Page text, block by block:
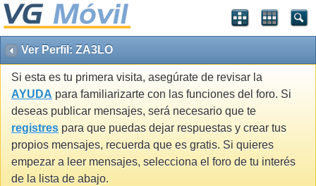
Ver Perfil: ZA3LO
Si esta es tu primera visita, asegúrate de revisar la
AYUDA para familiarizarte con las funciones del foro. Si
deseas publicar mensajes, será necesario que te
registres para que puedas dejar respuestas y crear tus
propios mensajes, recuerda que es gratis. Si quieres
empezar a leer mensajes, selecciona el foro de tu interés
de la lista de abajo.